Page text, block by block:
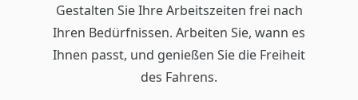
Gestalten Sie Ihre Arbeitszeiten frei nach
Ihren Bedürfnissen. Arbeiten Sie, wann es
Ihnen passt, und genießen Sie die Freiheit
des Fahrens.